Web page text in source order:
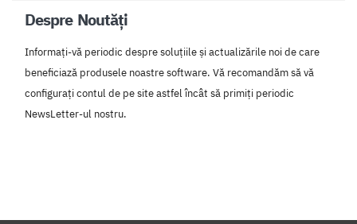
Despre Noutăți
Informați-vă periodic despre soluțiile și actualizările noi de care
beneficiază produsele noastre software. Vă recomandăm să vă
configurați contul de pe site astfel încât să primiți periodic
NewsLetter-ul nostru.